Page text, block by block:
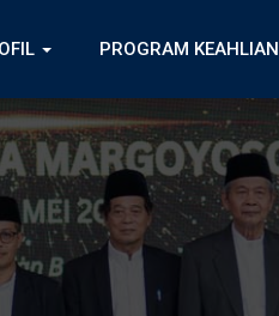
PROGRAM KEAHLIAN